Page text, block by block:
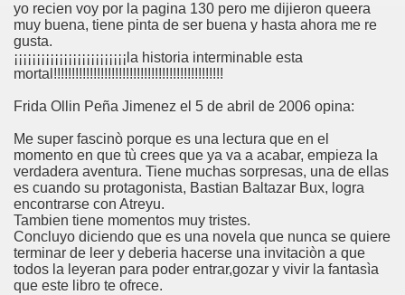
yo recien voy por la pagina 130 pero me dijieron queera
muy buena, tiene pinta de ser buena y hasta ahora me re
gusta.
¡¡¡¡¡¡¡¡¡¡¡¡¡¡¡¡¡¡¡¡¡¡¡¡¡la historia interminable esta
mortal!!!!!!!!!!!!!!!!!!!!!!!!!!!!!!!!!!!!!!!!!!!!!!!
Frida Ollin Peña Jimenez el 5 de abril de 2006 opina:
Me super fascinò porque es una lectura que en el
momento en que tù crees que ya va a acabar, empieza la
verdadera aventura. Tiene muchas sorpresas, una de ellas
es cuando su protagonista, Bastian Baltazar Bux, logra
encontrarse con Atreyu.
Tambien tiene momentos muy tristes.
Concluyo diciendo que es una novela que nunca se quiere
terminar de leer y deberia hacerse una invitaciòn a que
todos la leyeran para poder entrar,gozar y vivir la fantasìa
que este libro te ofrece.